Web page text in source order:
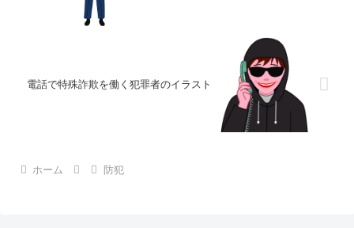
電話で特殊詐欺を働く犯罪者のイラスト
ホーム 防犯